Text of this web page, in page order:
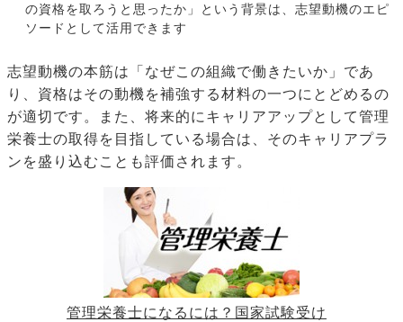
の資格を取ろうと思ったか」という背景は、志望動機のエピ
ソードとして活用できます
志望動機の本筋は「なぜこの組織で働きたいか」であ
り、資格はその動機を補強する材料の一つにとどめるの
が適切です。また、将来的にキャリアアップとして管理
栄養士の取得を目指している場合は、そのキャリアプラ
ンを盛り込むことも評価されます。
管理栄養士になるには？国家試験受け